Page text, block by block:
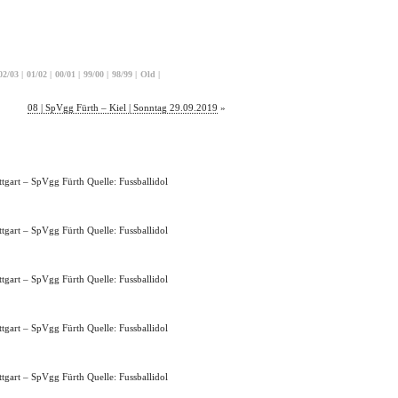
03 | 01/02 | 00/01 | 99/00 | 98/99 | Old |
08 | SpVgg Fürth – Kiel | Sonntag 29.09.2019 »
Quelle: Fussballidol
Quelle: Fussballidol
Quelle: Fussballidol
Quelle: Fussballidol
Quelle: Fussballidol